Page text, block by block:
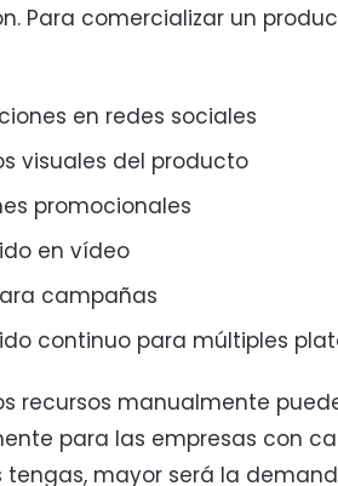
Para comercializar un
en redes sociales
visuales del producto
promocionales
en vídeo
campañas
continuo para múltiples
recursos manualmente
para las empresas con
tengas, mayor será la